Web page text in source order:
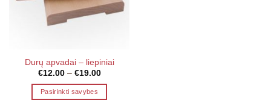
Durų apvadai – liepiniai
€12.00 – €19.00Price
Pasirinkti savybes